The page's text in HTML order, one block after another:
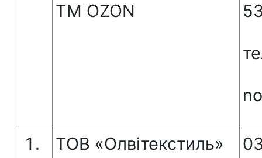
ТМ OZON
ТОВ «Олвітекстиль»